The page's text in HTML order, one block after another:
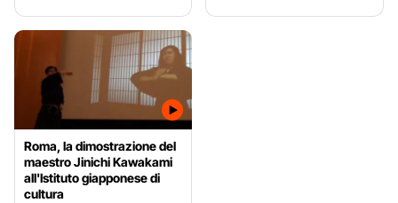
Roma, la dimostrazione del
maestro Jinichi Kawakami
all'Istituto giapponese di
cultura